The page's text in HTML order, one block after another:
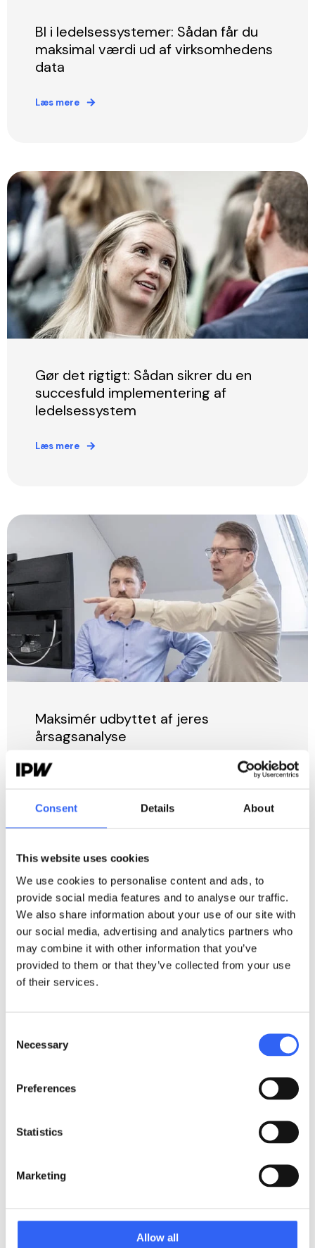
Consent Details About
This website uses cookies
We use cookies to personalise content and ads, to
provide social media features and to analyse our traffic.
We also share information about your use of our site with
our social media, advertising and analytics partners who
may combine it with other information that you’ve
provided to them or that they’ve collected from your use
of their services.
Selection
Necessary
Preferences
Statistics
Marketing
Allow all
BI i ledelsessystemer: Sådan får du
maksimal værdi ud af virksomhedens
data
Læs mere
Gør det rigtigt: Sådan sikrer du en
succesfuld implementering af
ledelsessystem
Læs mere
Maksimér udbyttet af jeres
årsagsanalyse
Læs mere
Disciplinen at gøre it-sikkerhed til en
del af ledelsessystemet